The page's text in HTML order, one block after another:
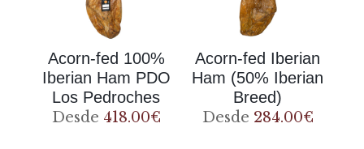
Acorn-fed 100%
Iberian Ham PDO
Los Pedroches
Desde 418.00€
Acorn-fed Iberian
Ham (50% Iberian
Breed)
Desde 284.00€